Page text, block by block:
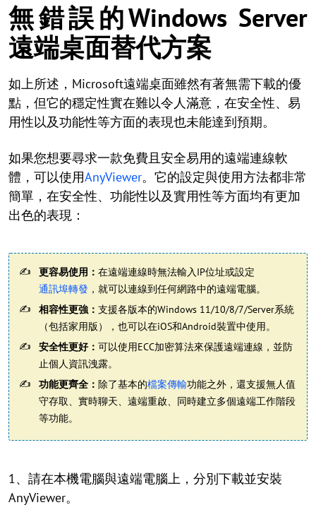
無錯誤的Windows Server
遠端桌面替代方案
如上所述，Microsoft遠端桌面雖然有著無需下載的優
點，但它的穩定性實在難以令人滿意，在安全性、易
用性以及功能性等方面的表現也未能達到預期。
如果您想要尋求一款免費且安全易用的遠端連線軟
體，可以使用AnyViewer。它的設定與使用方法都非常
簡單，在安全性、功能性以及實用性等方面均有更加
出色的表現：
更容易使用： 在遠端連線時無法輸入IP位址或設定
通訊埠轉發 ，就可以連線到任何網路中的遠端電腦。
相容性更強： 支援各版本的Windows 11/10/8/7/Server系統
（包括家用版），也可以在iOS和Android裝置中使用。
安全性更好： 可以使用ECC加密算法來保護遠端連線，並防
止個人資訊洩露。
功能更齊全： 除了基本的檔案傳輸功能之外，還支援無人值
守存取、實時聊天、遠端重啟、同時建立多個遠端工作階段
等功能。
1、請在本機電腦與遠端電腦上，分別下載並安裝
AnyViewer。